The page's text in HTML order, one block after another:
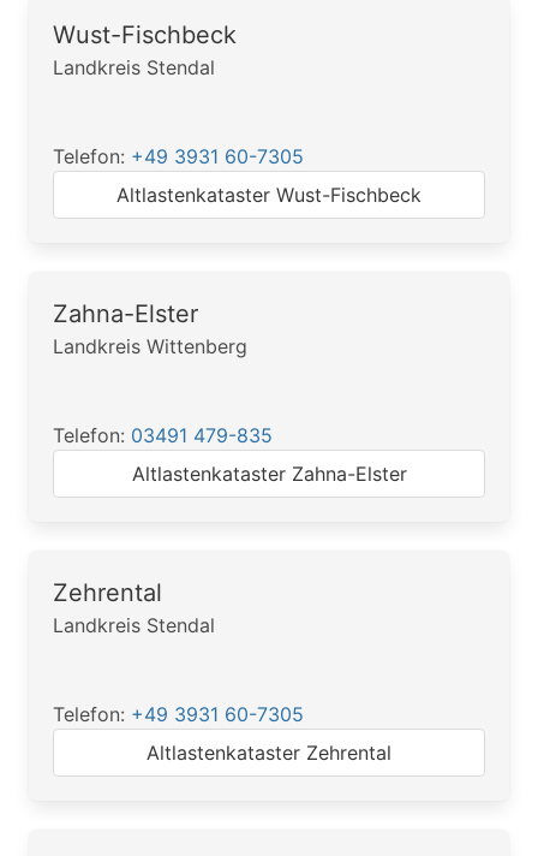
Wust-Fischbeck
Landkreis Stendal
Telefon: +49 3931 60-7305
Altlastenkataster Wust-Fischbeck
Zahna-Elster
Landkreis Wittenberg
Telefon: 03491 479-835
Altlastenkataster Zahna-Elster
Zehrental
Landkreis Stendal
Telefon: +49 3931 60-7305
Altlastenkataster Zehrental